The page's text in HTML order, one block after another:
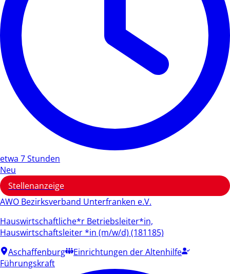
etwa 7 Stunden
Neu
Stellenanzeige
AWO Bezirksverband Unterfranken e.V.
Hauswirtschaftliche*r Betriebsleiter*in,
Hauswirtschaftsleiter *in (m/w/d) (181185)
Aschaffenburg
Einrichtungen der Altenhilfe
Führungskraft